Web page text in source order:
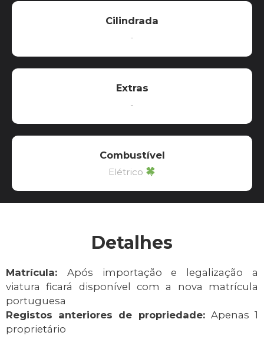
Cilindrada
-
Extras
-
Combustível
Elétrico
Detalhes
Matrícula: Após importação e legalização a
viatura ficará disponível com a nova matrícula
portuguesa
Registos anteriores de propriedade: Apenas 1
proprietário